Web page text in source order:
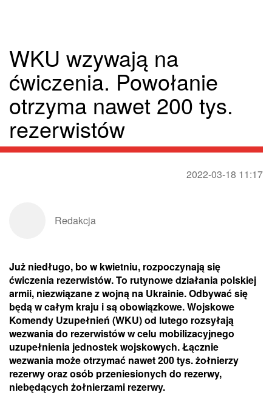
WKU wzywają na
ćwiczenia. Powołanie
otrzyma nawet 200 tys.
rezerwistów
2022-03-18 11:17
Redakcja
Już niedługo, bo w kwietniu, rozpoczynają się
ćwiczenia rezerwistów. To rutynowe działania polskiej
armii, niezwiązane z wojną na Ukrainie. Odbywać się
będą w całym kraju i są obowiązkowe. Wojskowe
Komendy Uzupełnień (WKU) od lutego rozsyłają
wezwania do rezerwistów w celu mobilizacyjnego
uzupełnienia jednostek wojskowych. Łącznie
wezwania może otrzymać nawet 200 tys. żołnierzy
rezerwy oraz osób przeniesionych do rezerwy,
niebędących żołnierzami rezerwy.